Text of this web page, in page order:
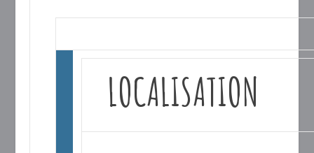
LOCALISATION